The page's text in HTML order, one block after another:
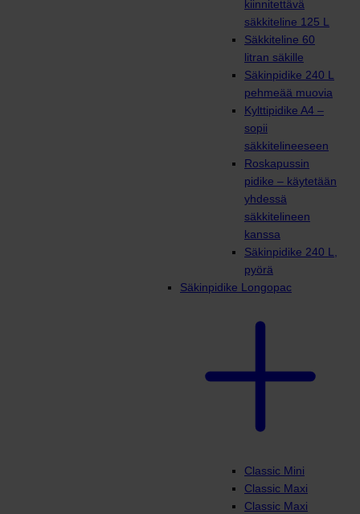
kiinnitettävä
säkkiteline 125 L
Säkkiteline 60
litran säkille
Säkinpidike 240 L
pehmeää muovia
Kylttipidike A4 –
sopii
säkkitelineeseen
Roskapussin
pidike – käytetään
yhdessä
säkkitelineen
kanssa
Säkinpidike 240 L,
pyörä
Säkinpidike Longopac
Classic Mini
Classic Maxi
Classic Maxi